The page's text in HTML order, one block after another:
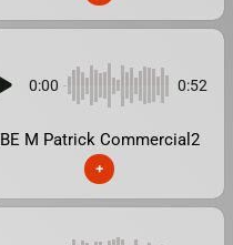
0:00 0:52
BE M Patrick Commercial2
+